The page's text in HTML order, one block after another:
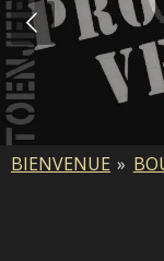
BIENVENUE »